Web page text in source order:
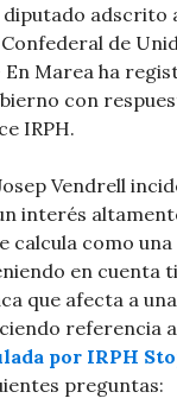
diputado adscrito
de
En Marea ha
con
IRPH.
Vendrell
interés
calcula como
en cuenta
que afecta a
referencia a
por IRPH
preguntas: